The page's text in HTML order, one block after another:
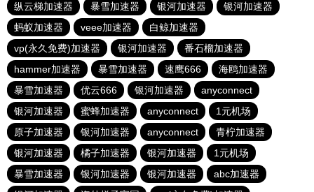
纵云梯加速器
暴雪加速器 银河加速器
银河加速器
蚂蚁加速器
veee加速器
白鲸加速器
vp(永久免费)加速器
银河加速器
番石榴加速器
hammer加速器
暴雪加速器 速鹰666
海鸥加速器
暴雪加速器
优云666 银河加速器
anyconnect
银河加速器
蜜蜂加速器 anyconnect
1元机场
原子加速器
银河加速器 anyconnect
青柠加速器
银河加速器
橘子加速器 银河加速器
1元机场
暴雪加速器
银河加速器 银河加速器
abc加速器